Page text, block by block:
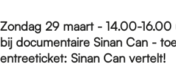
Zondag 29 maart - 14.00-16.00
bij documentaire Sinan Can -
entreeticket: Sinan Can vertelt!